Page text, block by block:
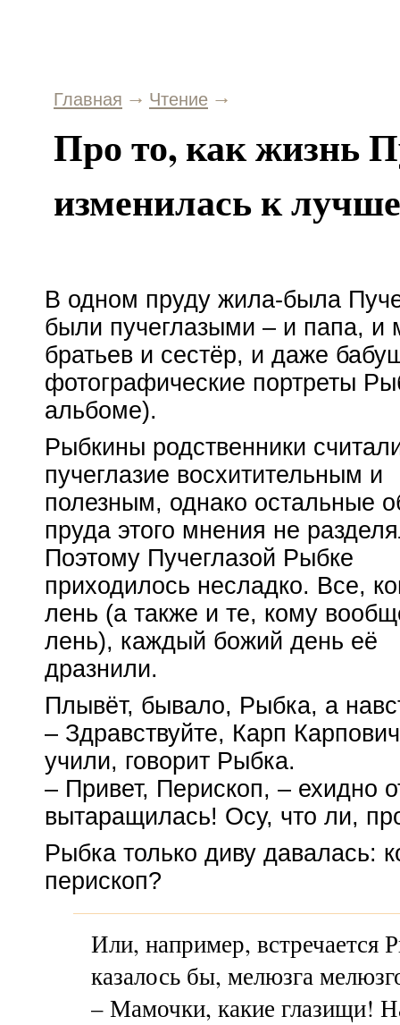
Главная Чтение
Про то, как жизнь
изменилась к
В одном пруду жила-была
были пучеглазыми – и папа, и
братьев и сестёр, и даже
фотографические портреты
альбоме).
Рыбкины родственники
пучеглазие восхитительным и
полезным, однако остальные
пруда этого мнения не
Поэтому Пучеглазой Рыбке
приходилось несладко. Все,
лень (а также и те, кому
лень), каждый божий день её
дразнили.
Плывёт, бывало, Рыбка, а
– Здравствуйте, Карп
учили, говорит Рыбка.
– Привет, Перископ, – ехидно
вытаращилась! Осу, что ли,
Рыбка только диву давалась:
перископ?
Или, например, встречается
казалось бы, мелюзга
– Мамочки, какие глазищи!